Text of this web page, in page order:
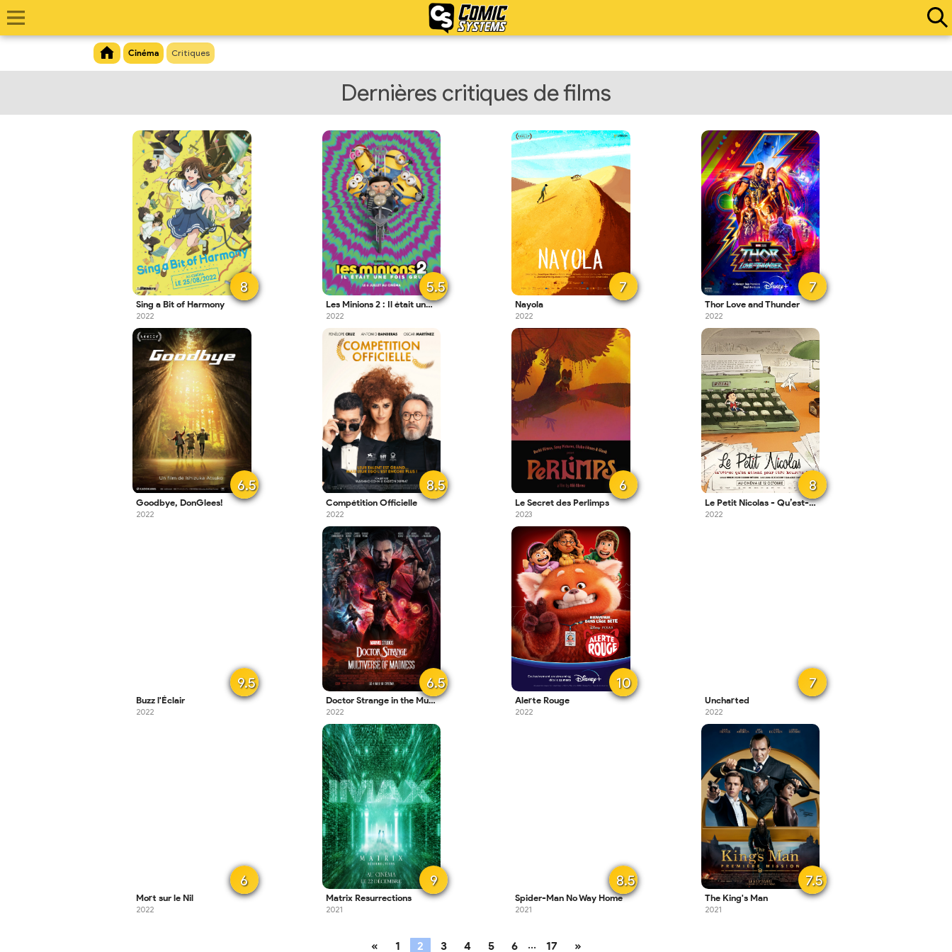
Cinéma Critiques
Dernières critiques de films
8
Sing a Bit of Harmony
2022
5.5
Les Minions 2 : Il était une fois Gru
2022
7
Nayola
2022
7
Thor Love and Thunder
2022
6.5
Goodbye, DonGlees!
2022
8.5
Compétition Officielle
2022
6
Le Secret des Perlimps
2023
8
Le Petit Nicolas - Qu’est-ce qu’on attend pour être heureux ?
2022
9.5
Buzz l'Éclair
2022
6.5
Doctor Strange in the Multiverse of Madness
2022
10
Alerte Rouge
2022
7
Uncharted
2022
6
Mort sur le Nil
2022
9
Matrix Resurrections
2021
8.5
Spider-Man No Way Home
2021
7.5
The King's Man
2021
« 1 2 3 4 5 6 ... 17 »